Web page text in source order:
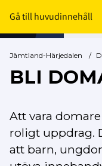
Gå till huvudinnehåll
Jämtland-Härjedalen /
BLI
Att vara
roligt uppdrag.
att barn,